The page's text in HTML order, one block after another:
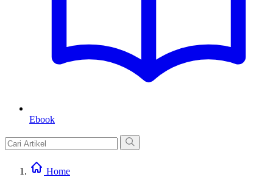
Ebook
Home